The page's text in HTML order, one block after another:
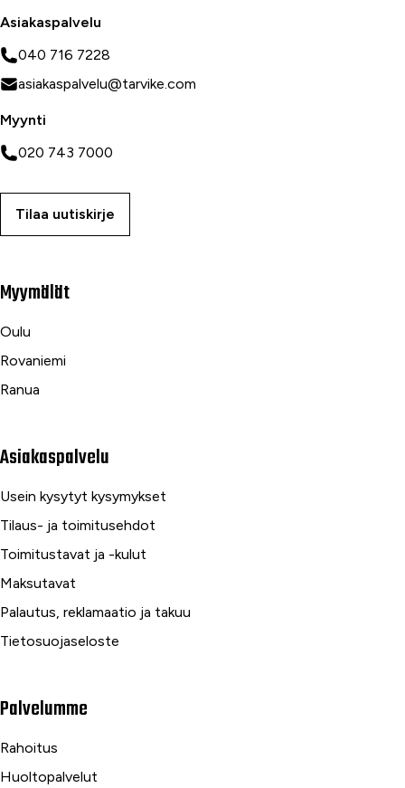
Asiakaspalvelu
040 716 7228
asiakaspalvelu@tarvike.com
Myynti
020 743 7000
Tilaa uutiskirje
Myymälät
Oulu
Rovaniemi
Ranua
Asiakaspalvelu
Usein kysytyt kysymykset
Tilaus- ja toimitusehdot
Toimitustavat ja -kulut
Maksutavat
Palautus, reklamaatio ja takuu
Tietosuojaseloste
Palvelumme
Rahoitus
Huoltopalvelut